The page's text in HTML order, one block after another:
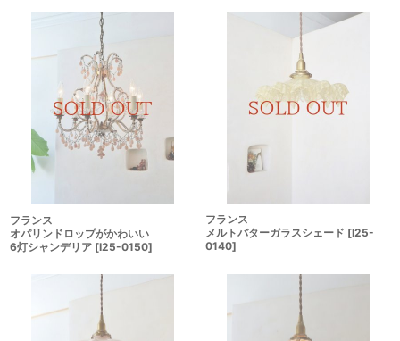
フランス
オパリンドロップがかわいい
6灯シャンデリア [I25-0150]
フランス
メルトバターガラスシェード [I25-
0140]